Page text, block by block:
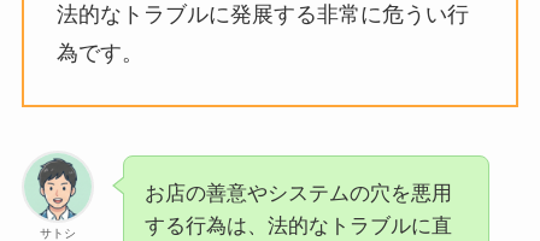
法的なトラブルに発展する非常に危うい行
為です。
サトシ
お店の善意やシステムの穴を悪用
する行為は、法的なトラブルに直